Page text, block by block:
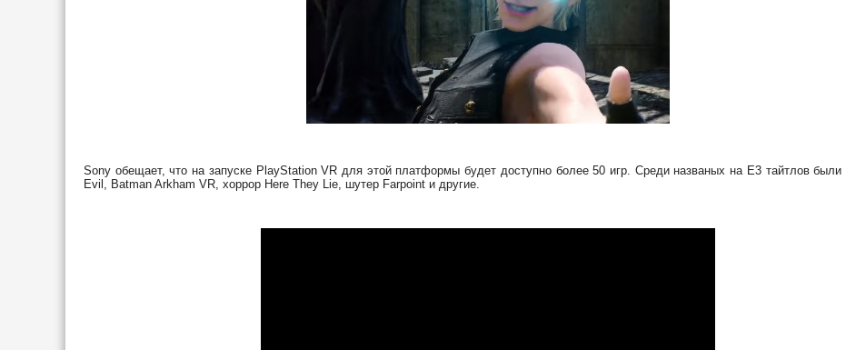
Sony обещает, что на запуске PlayStation VR для этой платформы будет доступно более 50 игр. Среди названых на E3 тайтлов были
Evil, Batman Arkham VR, хоррор Here They Lie, шутер Farpoint и другие.